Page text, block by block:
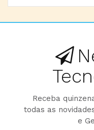
Receba
todas as
e